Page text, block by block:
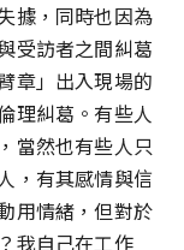
據，同時也因為
受訪者之間糾葛
章」出入現場的
理糾葛。有些人
當然也有些人只
，有其感情與信
用情緒，但對於
我自己在工作